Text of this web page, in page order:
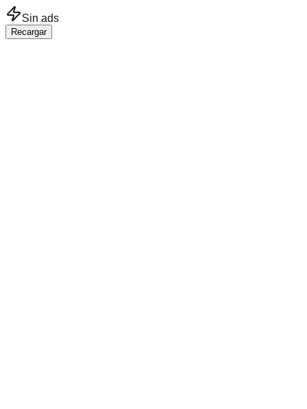
Saltar al contenido principal
Sin ads
Recargar